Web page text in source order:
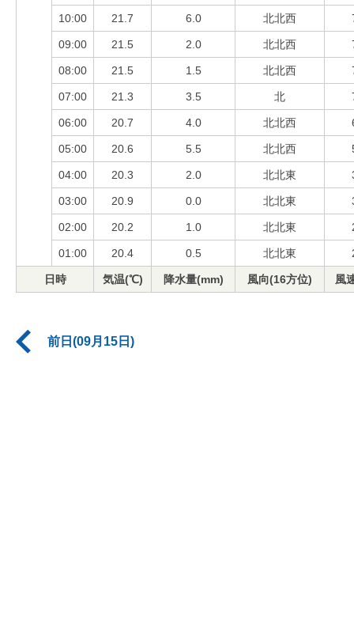
10:00 21.7 6.0 北北西
09:00 21.5 2.0 北北西
08:00 21.5 1.5 北北西
07:00 21.3 3.5 北
06:00 20.7 4.0 北北西
05:00 20.6 5.5 北北西
04:00 20.3 2.0 北北東
03:00 20.9 0.0 北北東
02:00 20.2 1.0 北北東
01:00 20.4 0.5 北北東
日時 気温(℃) 降水量(mm) 風向(16方位) 風
前日(09月15日)